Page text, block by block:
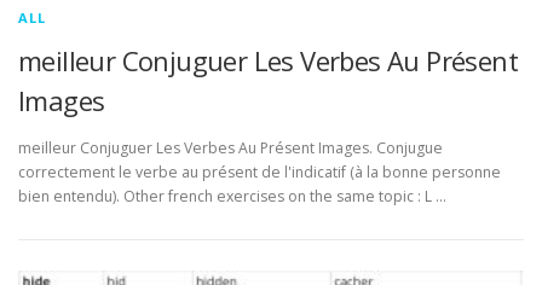
ALL
meilleur Conjuguer Les Verbes Au Présent
Images
meilleur Conjuguer Les Verbes Au Présent Images. Conjugue
correctement le verbe au présent de l'indicatif (à la bonne personne
bien entendu). Other french exercises on the same topic : L …